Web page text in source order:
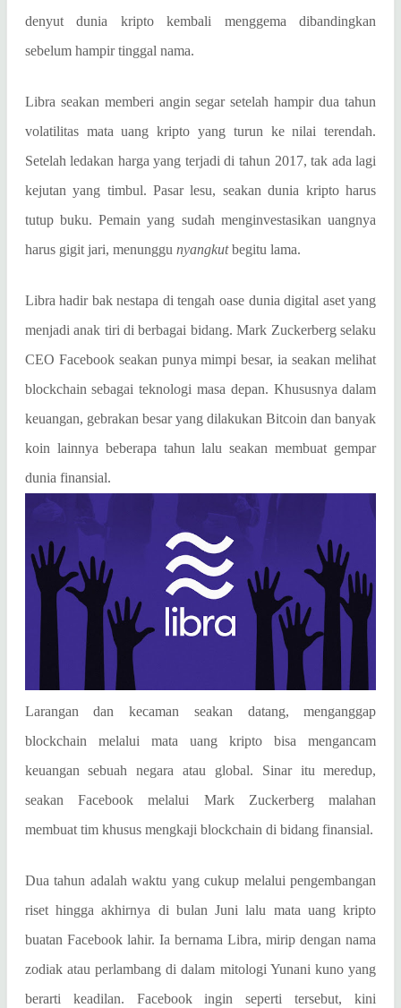
denyut dunia kripto kembali menggema dibandingkan
sebelum hampir tinggal nama.
Libra seakan memberi angin segar setelah hampir dua tahun
volatilitas mata uang kripto yang turun ke nilai terendah.
Setelah ledakan harga yang terjadi di tahun 2017, tak ada lagi
kejutan yang timbul. Pasar lesu, seakan dunia kripto harus
tutup buku. Pemain yang sudah menginvestasikan uangnya
harus gigit jari, menunggu nyangkutbegitu lama.
Libra hadir bak nestapa di tengah oase dunia digital aset yang
menjadi anak tiri di berbagai bidang. Mark Zuckerberg selaku
CEO Facebook seakan punya mimpi besar, ia seakan melihat
blockchain sebagai teknologi masa depan. Khususnya dalam
keuangan, gebrakan besar yang dilakukan Bitcoin dan banyak
koin lainnya beberapa tahun lalu seakan membuat gempar
dunia finansial.
Larangan dan kecaman seakan datang, menganggap
blockchain melalui mata uang kripto bisa mengancam
keuangan sebuah negara atau global. Sinar itu meredup,
seakan Facebook melalui Mark Zuckerberg malahan
membuat tim khusus mengkaji blockchain di bidang finansial.
Dua tahun adalah waktu yang cukup melalui pengembangan
riset hingga akhirnya di bulan Juni lalu mata uang kripto
buatan Facebook lahir. Ia bernama Libra, mirip dengan nama
zodiak atau perlambang di dalam mitologi Yunani kuno yang
berarti keadilan. Facebook ingin seperti tersebut, kini